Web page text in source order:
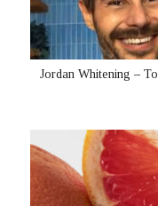
Jordan Whitening – Το